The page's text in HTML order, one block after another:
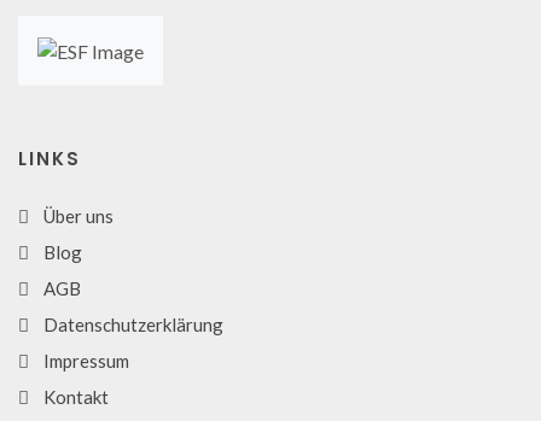
LINKS
Über uns
Blog
AGB
Datenschutzerklärung
Impressum
Kontakt